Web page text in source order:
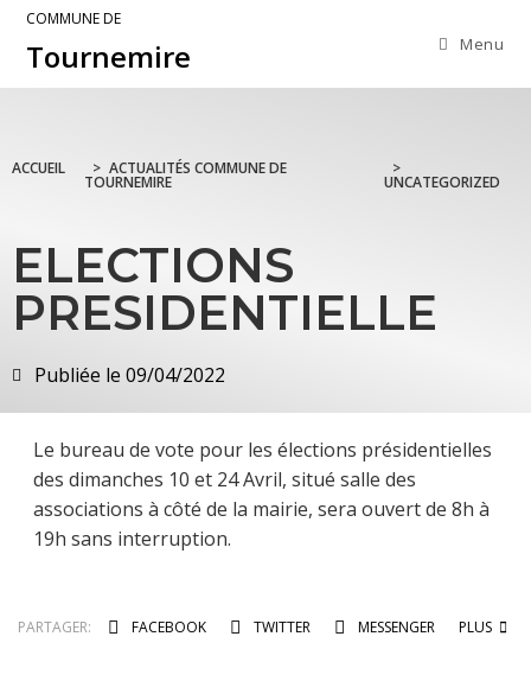
COMMUNE DE
Tournemire Menu
ACCUEIL > ACTUALITÉS COMMUNE DE
TOURNEMIRE
>
UNCATEGORIZED
ELECTIONS
PRESIDENTIELLE
Publiée le 09/04/2022
Le bureau de vote pour les élections présidentielles
des dimanches 10 et 24 Avril, situé salle des
associations à côté de la mairie, sera ouvert de 8h à
19h sans interruption.
PARTAGER: FACEBOOK TWITTER MESSENGER PLUS